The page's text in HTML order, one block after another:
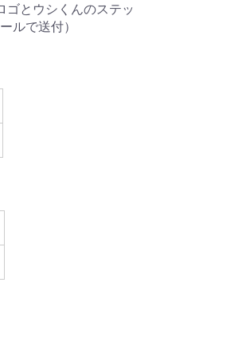
ゴとウシくんのステッ
ルで送付）